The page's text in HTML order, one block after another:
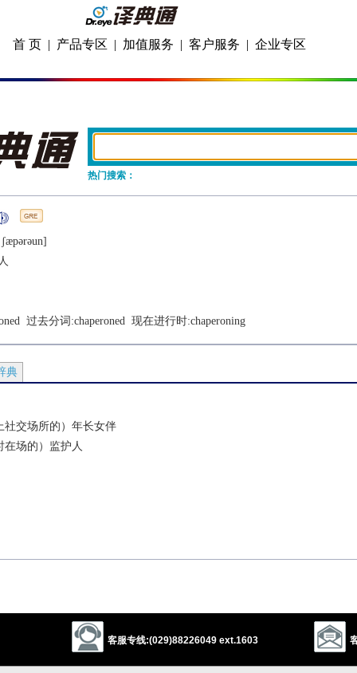
首 页 | 产品专区 | 加值服务 | 客户服务 | 企业专区
热门搜索：
过去分词:chaperoned 现在进行时:chaperoning
典
社交场所的）年长女伴
在场的）监护人
以上来源于：《英汉大辞典》
客服专线:(029)88226049 ext.1603